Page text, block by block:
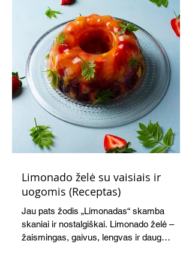
Limonado želė su vaisiais ir
uogomis (Receptas)
Jau pats žodis „Limonadas“ skamba
skaniai ir nostalgiškai. Limonado želė –
žaismingas, gaivus, lengvas ir daug